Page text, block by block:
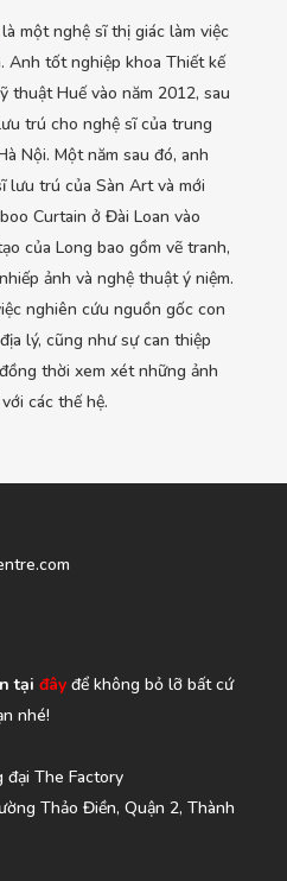
là một nghệ sĩ thị giác làm việc
Anh tốt nghiệp khoa Thiết kế
thuật Huế vào năm 2012, sau
trú cho nghệ sĩ của trung
Nội. Một năm sau đó, anh
lưu trú của Sàn Art và mới
Curtain ở Đài Loan vào
của Long bao gồm vẽ tranh,
ảnh và nghệ thuật ý niệm.
nghiên cứu nguồn gốc con
lý, cũng như sự can thiệp
thời xem xét những ảnh
các thế hệ.
tại đây để không bỏ lỡ bất cứ
nhé!
The Factory
Thảo Điền, Quận 2, Thành